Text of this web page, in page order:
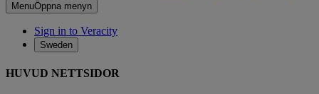
MenuÖppna menyn
Sign in to Veracity
Sweden
HUVUD NETTSIDOR